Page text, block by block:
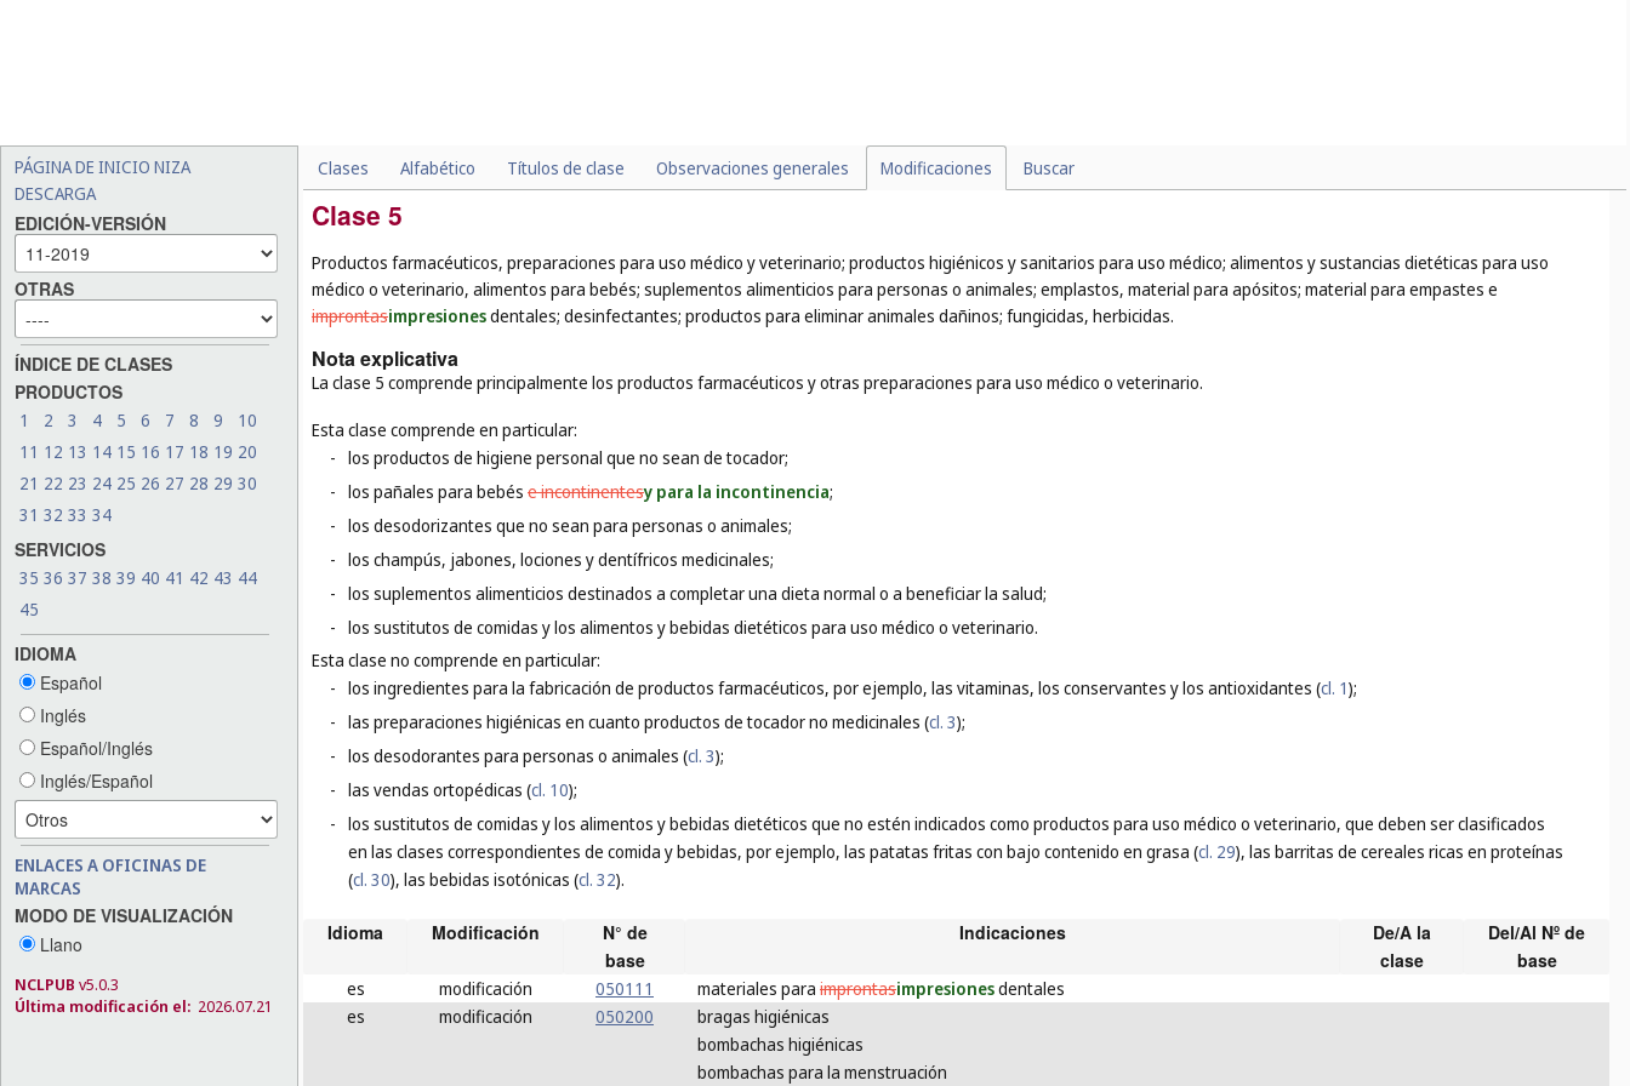
PÁGINA DE INICIO NIZA
DESCARGA
EDICIÓN-VERSIÓN
OTRAS
ÍNDICE DE CLASES
PRODUCTOS
1 2 3 4 5 6 7 8 9
10
11 12 13 14 15 16 17 18 19 20
21 22 23 24 25 26 27 28 29 30
31 32 33 34
SERVICIOS
35 36 37 38 39 40 41 42 43 44
45
IDIOMA
Español
Inglés
Español/Inglés
Inglés/Español
ENLACES A OFICINAS DE
MARCAS
MODO DE VISUALIZACIÓN
Llano
NCLPUB v5.0.3
Última modificación el: 2026.07.21
Clases Alfabético Títulos de clase Observaciones generales Modificaciones Buscar
Clase 5
Productos farmacéuticos, preparaciones para uso médico y veterinario; productos higiénicos y sanitarios para uso médico; alimentos y sustancias dietéticas para uso
médico o veterinario, alimentos para bebés; suplementos alimenticios para personas o animales; emplastos, material para apósitos; material para empastes e
improntasimpresionesdentales; desinfectantes; productos para eliminar animales dañinos; fungicidas, herbicidas.
Nota explicativa
La clase 5 comprende principalmente los productos farmacéuticos y otras preparaciones para uso médico o veterinario.
Esta clase comprende en particular:
- los productos de higiene personal que no sean de tocador;
- los pañales para bebés e incontinentesy para la incontinencia;
- los desodorizantes que no sean para personas o animales;
- los champús, jabones, lociones y dentífricos medicinales;
- los suplementos alimenticios destinados a completar una dieta normal o a beneficiar la salud;
- los sustitutos de comidas y los alimentos y bebidas dietéticos para uso médico o veterinario.
Esta clase no comprende en particular:
- los ingredientes para la fabricación de productos farmacéuticos, por ejemplo, las vitaminas, los conservantes y los antioxidantes (cl. 1);
- las preparaciones higiénicas en cuanto productos de tocador no medicinales (cl. 3);
- los desodorantes para personas o animales (cl. 3);
- las vendas ortopédicas (cl. 10);
- los sustitutos de comidas y los alimentos y bebidas dietéticos que no estén indicados como productos para uso médico o veterinario, que deben ser clasificados
en las clases correspondientes de comida y bebidas, por ejemplo, las patatas fritas con bajo contenido en grasa (cl. 29), las barritas de cereales ricas en proteínas
(cl. 30), las bebidas isotónicas (cl. 32).
Idioma Modificación
N° de
base
Indicaciones
De/A la
clase
Del/Al Nº de
base
es modificación 050111 materiales para improntasimpresionesdentales
es
modificación 050200
bragas higiénicas
bombachas higiénicas
bombachas para la menstruación